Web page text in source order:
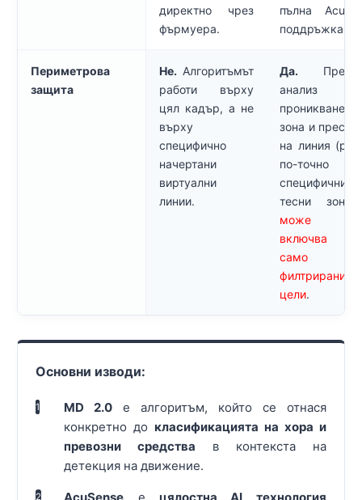
директно чрез
фърмуера.
пълна
поддръжка.
Периметрова
защита
Не. Алгоритъмът
работи върху
цял кадър, а не
върху
специфично
начертани
виртуални
линии.
Да.
анализ
зона и
на линия
по-точно
специфични
тесни
може
включва
само
филтрирани
цели.
Основни изводи:
1 MD 2.0 е алгоритъм, който се отнася
конкретно до класификацията на хора и
превозни средства в контекста на
детекция на движение.
2 AcuSense е цялостна AI технология